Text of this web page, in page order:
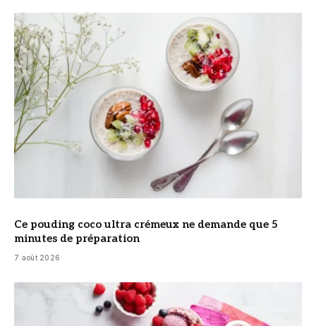
© DR
Ce pouding coco ultra crémeux ne demande que 5
minutes de préparation
7 août 2026
© DR